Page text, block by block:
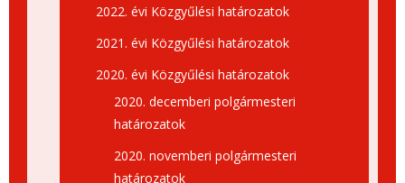
2022. évi Közgyűlési határozatok
2021. évi Közgyűlési határozatok
2020. évi Közgyűlési határozatok
2020. decemberi polgármesteri
határozatok
2020. novemberi polgármesteri
határozatok